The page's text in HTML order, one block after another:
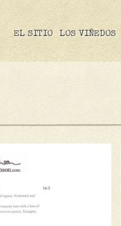
PRINCIPAL
EL SITIO LOS VIÑEDOS